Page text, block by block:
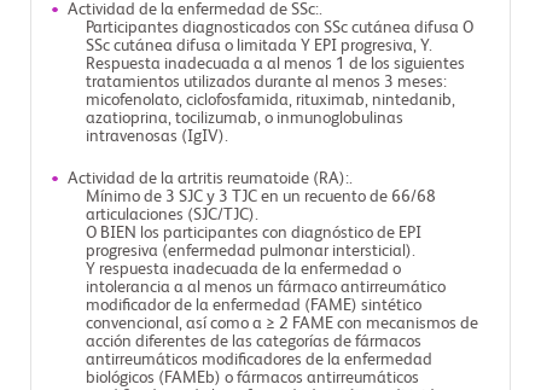
Actividad de la enfermedad de SSc:.
Participantes diagnosticados con SSc cutánea difusa O
SSc cutánea difusa o limitada Y EPI progresiva, Y.
Respuesta inadecuada a al menos 1 de los siguientes
tratamientos utilizados durante al menos 3 meses:
micofenolato, ciclofosfamida, rituximab, nintedanib,
azatioprina, tocilizumab, o inmunoglobulinas
intravenosas (IgIV).
Actividad de la artritis reumatoide (RA):.
Mínimo de 3 SJC y 3 TJC en un recuento de 66/68
articulaciones (SJC/TJC).
O BIEN los participantes con diagnóstico de EPI
progresiva (enfermedad pulmonar intersticial).
Y respuesta inadecuada de la enfermedad o
intolerancia a al menos un fármaco antirreumático
modificador de la enfermedad (FAME) sintético
convencional, así como a ≥ 2 FAME con mecanismos de
acción diferentes de las categorías de fármacos
antirreumáticos modificadores de la enfermedad
biológicos (FAMEb) o fármacos antirreumáticos